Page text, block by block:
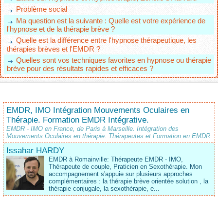
Problème social
Ma question est la suivante : Quelle est votre expérience de
l'hypnose et de la thérapie brève ?
Quelle est la différence entre l'hypnose thérapeutique, les
thérapies brèves et l'EMDR ?
Quelles sont vos techniques favorites en hypnose ou thérapie
brève pour des résultats rapides et efficaces ?
EMDR, IMO Intégration Mouvements Oculaires en
Thérapie. Formation EMDR Intégrative.
EMDR - IMO en France, de Paris à Marseille. Intégration des
Mouvements Oculaires en thérapie. Thérapeutes et Formation en EMDR
Issahar HARDY
EMDR à Romainville: Thérapeute EMDR - IMO,
Thérapeute de couple, Praticien en Sexothérapie. Mon
accompagnement s'appuie sur plusieurs approches
complémentaires : la thérapie brève orientée solution , la
thérapie conjugale, la sexothérapie, e...